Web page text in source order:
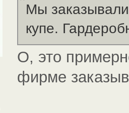
Мы
купе.
О, это
фирме